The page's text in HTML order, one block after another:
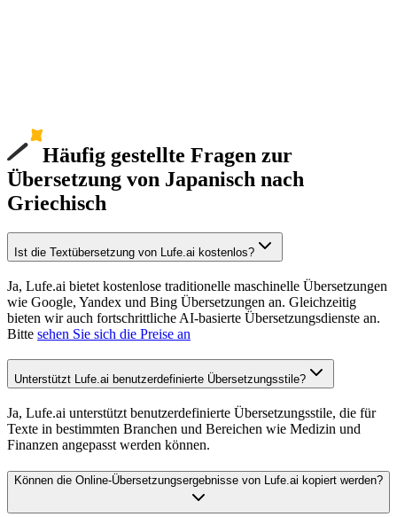
Häufig gestellte Fragen zur
Übersetzung von Japanisch nach
Griechisch
Ist die Textübersetzung von Lufe.ai kostenlos?
Ja, Lufe.ai bietet kostenlose traditionelle maschinelle Übersetzungen
wie Google, Yandex und Bing Übersetzungen an. Gleichzeitig
bieten wir auch fortschrittliche AI-basierte Übersetzungsdienste an.
Bitte sehen Sie sich die Preise an
Unterstützt Lufe.ai benutzerdefinierte Übersetzungsstile?
Ja, Lufe.ai unterstützt benutzerdefinierte Übersetzungsstile, die für
Texte in bestimmten Branchen und Bereichen wie Medizin und
Finanzen angepasst werden können.
Können die Online-Übersetzungsergebnisse von Lufe.ai kopiert werden?